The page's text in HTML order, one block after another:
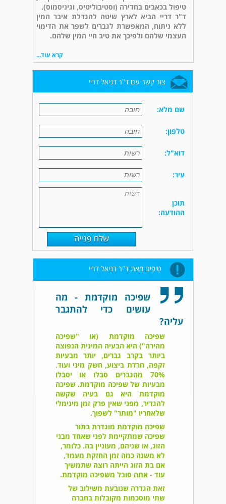
טיפול בכאבים בחדירה (וסטיבוליטיס, וגיניסמוס).
ד"ר דריי הביא לארץ שיטה להגדלת איבר המין
ללא ניתוח, המאפשרת לגברים לשפר את הדימוי
העצמי שלהם ולפיכך את טיב חיי המין שלהם.
קרא עוד...
צור קשר עם ד"ר דניאל דריי
שם מלא:
טלפון:
דוא"ל:
עיר:
תוכן
ההודעה:
טיפים מאת ד"ר דניאל דריי
שפיכה מוקדמת - מה
עושים כדי להתגבר
עליה?
שפיכה מוקדמת (או "שפיכה
מהירה") היא הבעיה המינית הנפוצה
ביותר בקרב גברים, יותר מבעיות
זקפה, חרדת ביצוע, חשק מיני ועוד.
70% מהגברים סבלו או יסבלו
מבעיות של שפיכה מוקדמת. שפיכה
מוקדמת היא גם בעיה שקשה
להגדיר, מפני שאין פרק זמן מינימלי
שלאחריו "מותר" לשפוך.
שפיכה מוקדמת מוגדרת בתור
שפיכה שמתקיימת לפני שאחד מבני
הזוג, או שניהם, מעוניין בה. כלומר,
לא משנה כמה זמן החזקת מעמד,
אם בת הזוג הייתה רוצה שתמשיך
עוד - אתה סובל משפיכה מוקדמת.
זאת הגדרה שנובעת משילוב של
שתי מוסכמות מקובלות בחברה